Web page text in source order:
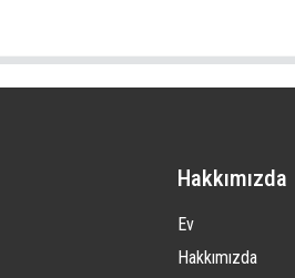
Hakkımızda
Ev
Hakkımızda